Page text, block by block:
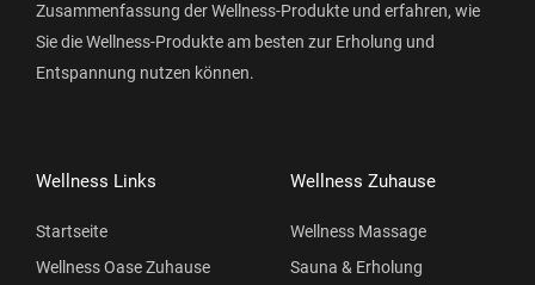
Zusammenfassung der Wellness-Produkte und erfahren, wie
Sie die Wellness-Produkte am besten zur Erholung und
Entspannung nutzen können.
Wellness Links
Startseite
Wellness Oase Zuhause
Wellness Zuhause
Wellness Massage
Sauna & Erholung